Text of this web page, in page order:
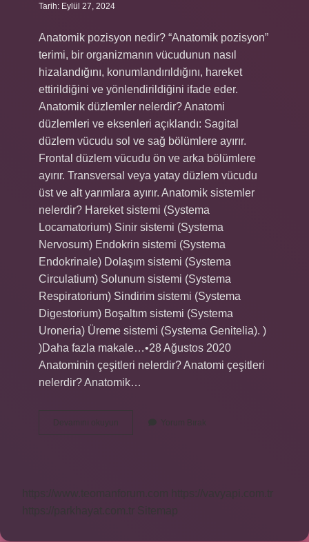
Tarih: Eylül 27, 2024
Anatomik pozisyon nedir? “Anatomik pozisyon”
terimi, bir organizmanın vücudunun nasıl
hizalandığını, konumlandırıldığını, hareket
ettirildiğini ve yönlendirildiğini ifade eder.
Anatomik düzlemler nelerdir? Anatomi
düzlemleri ve eksenleri açıklandı: Sagital
düzlem vücudu sol ve sağ bölümlere ayırır.
Frontal düzlem vücudu ön ve arka bölümlere
ayırır. Transversal veya yatay düzlem vücudu
üst ve alt yarımlara ayırır. Anatomik sistemler
nelerdir? Hareket sistemi (Systema
Locamatorium) Sinir sistemi (Systema
Nervosum) Endokrin sistemi (Systema
Endokrinale) Dolaşım sistemi (Systema
Circulatium) Solunum sistemi (Systema
Respiratorium) Sindirim sistemi (Systema
Digestorium) Boşaltım sistemi (Systema
Uroneria) Üreme sistemi (Systema Genitelia). )
)Daha fazla makale…•28 Ağustos 2020
Anatominin çeşitleri nelerdir? Anatomi çeşitleri
nelerdir? Anatomik…
Anatomik
Yorum Bırak
https://www.teomanforum.com
https://vavyapi.com.tr
https://parkhayat.com.tr
Sitemap